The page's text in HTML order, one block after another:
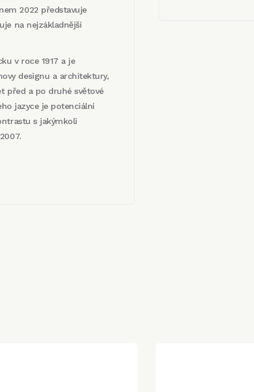
2022 představuje
na nejzákladnější
v roce 1917 a je
designu a architektury,
před a po druhé světové
jazyce je potenciální
s jakýmkoli